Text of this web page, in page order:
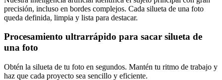
precisión, incluso en bordes complejos. Cada silueta de una foto
queda definida, limpia y lista para destacar.
Procesamiento ultrarrápido para sacar silueta de
una foto
Obtén la silueta de tu foto en segundos. Mantén tu ritmo de trabajo y
haz que cada proyecto sea sencillo y eficiente.